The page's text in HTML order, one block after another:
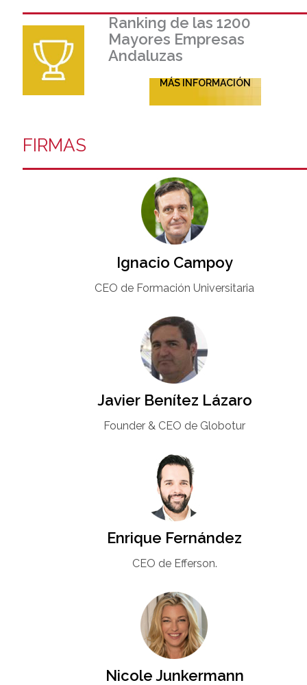
Ranking de las 1200
Mayores Empresas
Andaluzas
MÁS INFORMACIÓN
FIRMAS
Ignacio Campoy​
CEO de Formación Universitaria​
Javier Benítez Lázaro
Founder & CEO de Globotur​
Enrique Fernández
CEO de Efferson.
Nicole Junkermann​